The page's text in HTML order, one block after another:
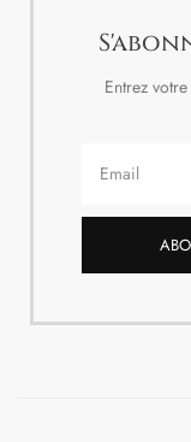
Entrez